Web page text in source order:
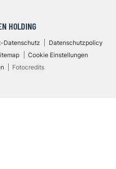
HOLDING
Datenschutz
Datenschutzpolicy
Cookie Einstellungen
Fotocredits